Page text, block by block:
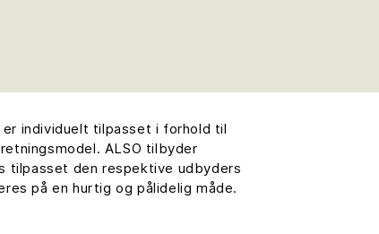
individuelt tilpasset i forhold til
ALSO tilbyder
tilpasset den respektive udbyders
på en hurtig og pålidelig måde.